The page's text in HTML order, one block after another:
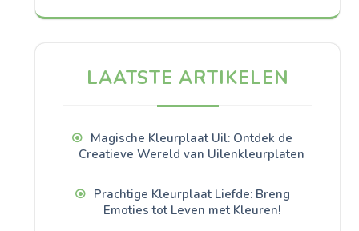
LAATSTE ARTIKELEN
Magische Kleurplaat Uil: Ontdek de
Creatieve Wereld van Uilenkleurplaten
Prachtige Kleurplaat Liefde: Breng
Emoties tot Leven met Kleuren!